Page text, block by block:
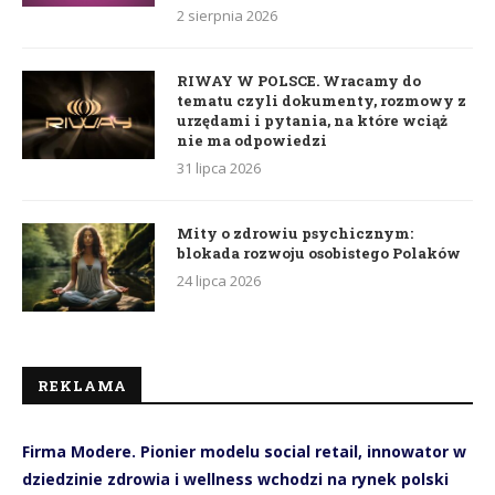
2 sierpnia 2026
RIWAY W POLSCE. Wracamy do
tematu czyli dokumenty, rozmowy z
urzędami i pytania, na które wciąż
nie ma odpowiedzi
31 lipca 2026
Mity o zdrowiu psychicznym:
blokada rozwoju osobistego Polaków
24 lipca 2026
REKLAMA
Firma Modere. Pionier modelu social retail, innowator w
dziedzinie zdrowia i wellness wchodzi na rynek polski